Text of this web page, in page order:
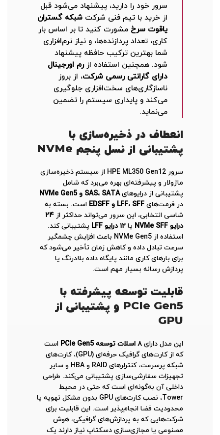
سرور خود را دارید، پیشنهاد می‌شود قبل
از خرید با تیم فنی شرکت شبکه گستران
یاقوت سرخ مشورت کنید تا بر اساس بار
کاری، تعداد پردازنده‌ها، و نیاز نرم‌افزاری
شما بهترین ترکیب حافظه پیشنهاد
شود. همچنین استفاده ازرم اورجینال
دارای گارانتی رسمی شرکت، از بروز
ناسازگاری‌های سخت‌افزاری جلوگیری
می‌کند و پایداری سیستم را تضمین
می‌نماید.
انعطاف در ذخیره‌سازی با
پشتیبانی از نسل پنجم NVMe
سرور HPE ML350 Gen12 از سیستم ذخیره‌سازی
ماژولار و پیشرفته‌ای بهره می‌برد که شامل
پشتیبانی از درایوهایSAS، SATA و NVMe Gen5
در فرمت‌های LFF، SFF و EDSFF
است. بسته به
شاسی انتخابی، این سرور می‌تواند حداکثر از ۲۴
درایو NVMe SFF
یا ۱۲ درایو LFF
پشتیبانی کند.
استفاده از NVMe Gen5 باعث افزایش چشمگیر
سرعت تبادل داده و کاهش زمان تأخیر می‌شود که
برای بارهای کاری مانند پایگاه داده بلادرنگ یا
پردازش رسانه بسیار مهم است.
قابلیت توسعه پیشرفته با
PCIe Gen5 و پشتیبانی از
GPU
این مدل دارای ۸ اسلات توسعه PCIe Gen5
است
که از کارت‌های گرافیک حرفه‌ای (GPU)، کارت‌های
شبکه پرسرعت، کنترلرهای RAID و HBA و سایر
تجهیزات سفارشی‌سازی پشتیبانی می‌کند. طراحی
داخلی آن به‌گونه‌ای است که حتی در محیط
Tower، نصب کارت‌های GPU بدون مشکل تهویه یا
محدودیت فضا انجام‌پذیر است. این قابلیت برای
شرکت‌هایی که به پردازش‌های گرافیکی، هوش
مصنوعی یا مجازی‌سازی دسکتاپ نیاز دارند یک